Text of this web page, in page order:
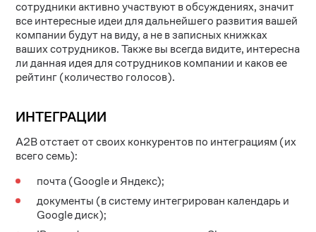
сотрудники активно участвуют в обсуждениях, значит
все интересные идеи для дальнейшего развития вашей
компании будут на виду, а не в записных книжках
ваших сотрудников. Также вы всегда видите, интересна
ли данная идея для сотрудников компании и каков ее
рейтинг (количество голосов).
ИНТЕГРАЦИИ
A2B отстает от своих конкурентов по интеграциям (их
всего семь):
почта (Google и Яндекс);
документы (в систему интегрирован календарь и
Google диск);